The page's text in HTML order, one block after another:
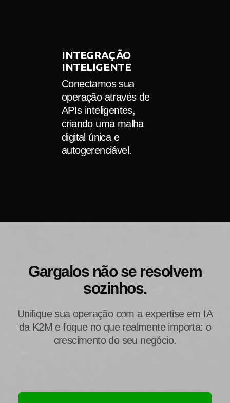
INTEGRAÇÃO
INTELIGENTE
Conectamos sua
operação através de
APIs inteligentes,
criando uma malha
digital única e
autogerenciável.
Gargalos não se resolvem
sozinhos.
Unifique sua operação com a expertise em IA
da K2M e foque no que realmente importa: o
crescimento do seu negócio.